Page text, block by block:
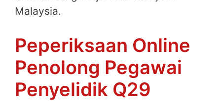
Malaysia.
Peperiksaan Online
Penolong Pegawai
Penyelidik Q29